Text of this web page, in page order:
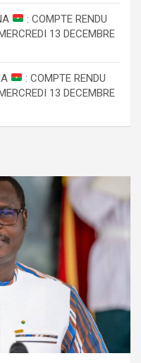
: COMPTE RENDU
13 DECEMBRE
: COMPTE RENDU
13 DECEMBRE